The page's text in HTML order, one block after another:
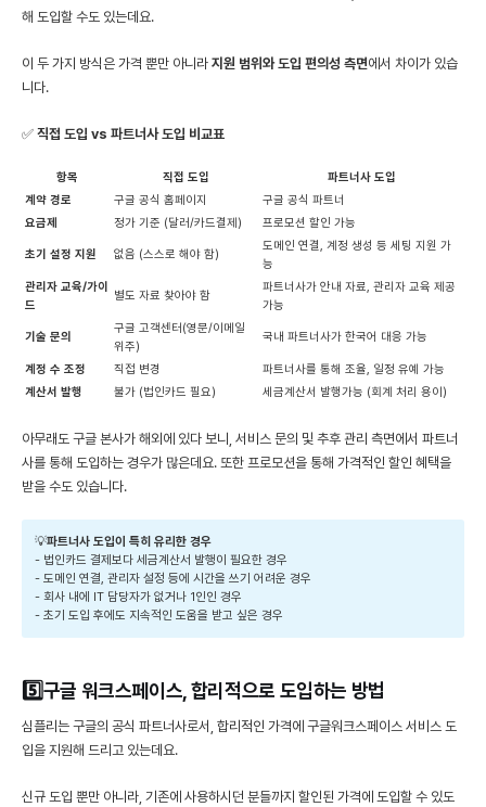
해 도입할 수도 있는데요.
이 두 가지 방식은 가격 뿐만 아니라 지원 범위와 도입 편의성 측면에서 차이가 있습
니다.
✅ 직접 도입 vs 파트너사 도입 비교표
항목 직접 도입
파트너사 도입
계약 경로
구글 공식 홈페이지
구글 공식 파트너
요금제
정가 기준 (달러/카드결제) 프로모션 할인 가능
초기 설정 지원 없음 (스스로 해야 함)
도메인 연결, 계정 생성 등 세팅 지원 가
능
관리자 교육/가이
드
별도 자료 찾아야 함
파트너사가 안내 자료, 관리자 교육 제공
가능
기술 문의
구글 고객센터(영문/이메일
위주)
국내 파트너사가 한국어 대응 가능
계정 수 조정 직접 변경
파트너사를 통해 조율, 일정 유예 가능
계산서 발행
불가 (법인카드 필요) 세금계산서 발행가능 (회계 처리 용이)
아무래도 구글 본사가 해외에 있다 보니, 서비스 문의 및 추후 관리 측면에서 파트너
사를 통해 도입하는 경우가 많은데요. 또한 프로모션을 통해 가격적인 할인 혜택을
받을 수도 있습니다.
💡파트너사 도입이 특히 유리한 경우
- 법인카드 결제보다 세금계산서 발행이 필요한 경우
- 도메인 연결, 관리자 설정 등에 시간을 쓰기 어려운 경우
- 회사 내에 IT 담당자가 없거나 1인인 경우
- 초기 도입 후에도 지속적인 도움을 받고 싶은 경우
5️⃣구글 워크스페이스, 합리적으로 도입하는 방법
심플리는 구글의 공식 파트너사로서, 합리적인 가격에 구글워크스페이스 서비스 도
입을 지원해 드리고 있는데요.
신규 도입 뿐만 아니라, 기존에 사용하시던 분들까지 할인된 가격에 도입할 수 있도